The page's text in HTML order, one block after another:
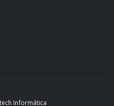
Informática